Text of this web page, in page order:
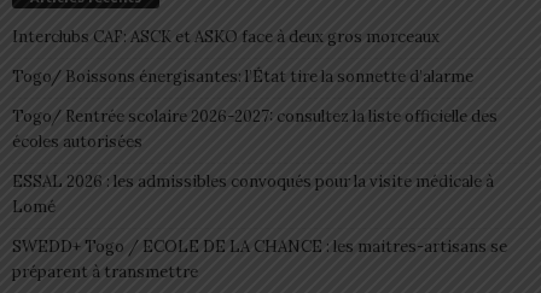
Interclubs CAF: ASCK et ASKO face à deux gros morceaux
Togo/ Boissons énergisantes: l’État tire la sonnette d’alarme
Togo/ Rentrée scolaire 2026-2027: consultez la liste officielle des
écoles autorisées
ESSAL 2026 : les admissibles convoqués pour la visite médicale à
Lomé
SWEDD+ Togo / ECOLE DE LA CHANCE : les maitres-artisans se
préparent à transmettre